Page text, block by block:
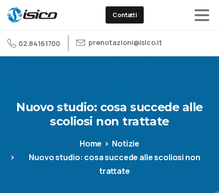
Contatti
02.84161700 prenotazioni@isico.it
Nuovo studio: cosa succede alle
scoliosi non trattate
Home
Notizie
Nuovo studio: cosa succede alle scoliosi non
trattate